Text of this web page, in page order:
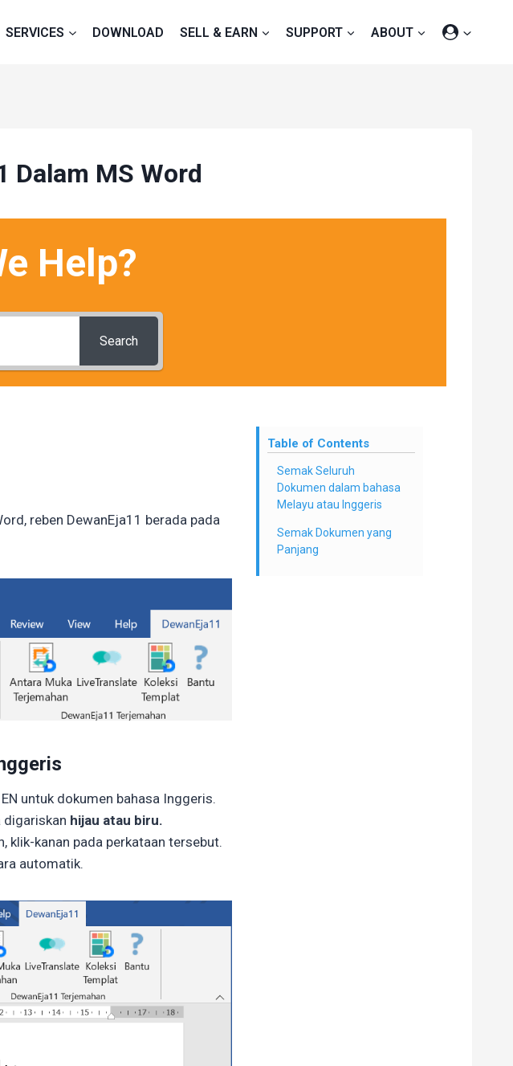
SERVICES DOWNLOAD SELL & EARN SUPPORT ABOUT
Dalam MS Word
Help?
Search
reben DewanEja11 berada pada
untuk dokumen bahasa Inggeris.
digariskan hijau atau biru.
klik-kanan pada perkataan tersebut.
automatik.
Table of Contents
Semak Seluruh
Dokumen dalam bahasa
Melayu atau Inggeris
Semak Dokumen yang
Panjang